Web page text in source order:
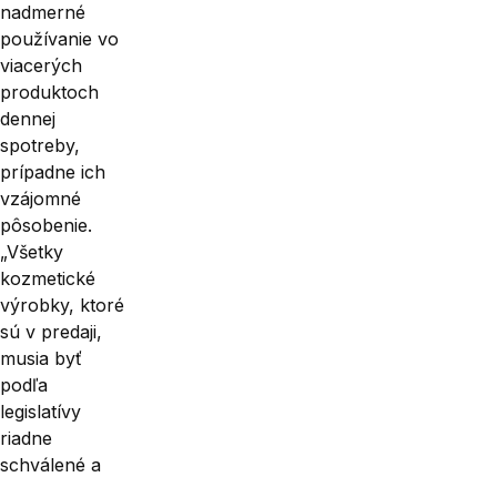
nadmerné
používanie vo
via­cerých
produktoch
dennej
spotreby,
prípadne ich
vzájomné
pôsobenie.
„Všetky
kozmetické
výrobky, ktoré
sú v predaji,
musia byť
podľa
legislatívy
riadne
schválené a